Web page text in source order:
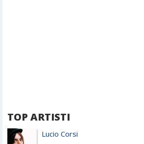
TOP ARTISTI
Lucio Corsi